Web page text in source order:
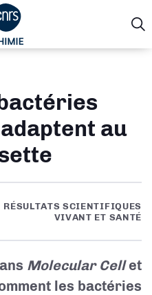
au
RÉSULTATS SCIENTIFIQUES
VIVANT ET SANTÉ
Molecular Cellet
les bactéries